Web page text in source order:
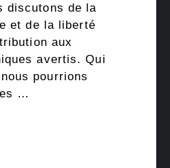
discutons de la
et de la liberté
aux
avertis. Qui
pourrions
…